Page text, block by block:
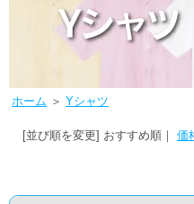
ホーム ＞ Yシャツ
[並び順を変更] おすすめ順 ｜ 価